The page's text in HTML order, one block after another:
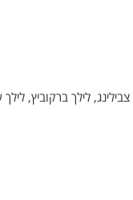
לילך ברקוביץ, לילך